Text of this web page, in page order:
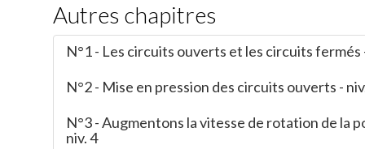
Autres chapitres
N°1 - Les circuits ouverts et les circuits fermés
N°2 - Mise en pression des circuits ouverts -
N°3 - Augmentons la vitesse de rotation de la
niv. 4